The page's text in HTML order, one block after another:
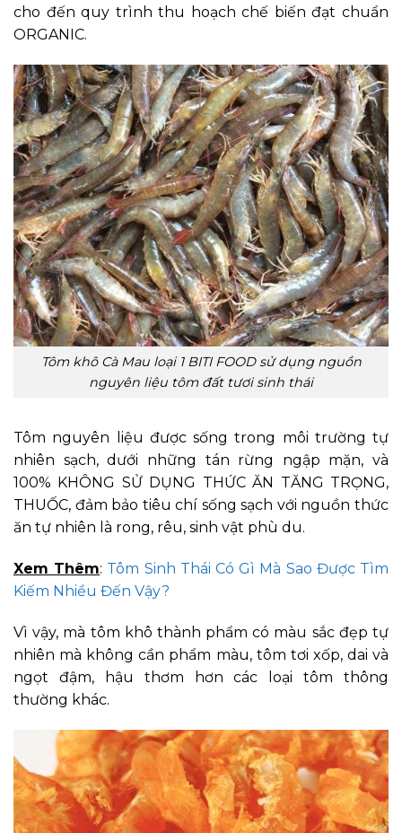
cho đến quy trình thu hoạch chế biến đạt chuẩn
ORGANIC.
Tôm khô Cà Mau loại 1 BITI FOOD sử dụng nguồn
nguyên liệu tôm đất tươi sinh thái
Tôm nguyên liệu được sống trong môi trường tự
nhiên sạch, dưới những tán rừng ngập mặn, và
100% KHÔNG SỬ DỤNG THỨC ĂN TĂNG TRỌNG,
THUỐC, đảm bảo tiêu chí sống sạch với nguồn thức
ăn tự nhiên là rong, rêu, sinh vật phù du.
Xem Thêm: Tôm Sinh Thái Có Gì Mà Sao Được Tìm
Kiếm Nhiều Đến Vậy?
Vì vậy, mà tôm khô thành phẩm có màu sắc đẹp tự
nhiên mà không cần phẩm màu, tôm tơi xốp, dai và
ngọt đậm, hậu thơm hơn các loại tôm thông
thường khác.